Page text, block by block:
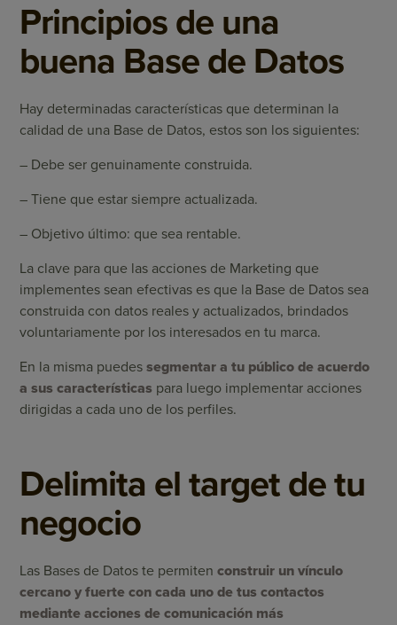
Principios de una
buena Base de Datos
Hay determinadas características que determinan la
calidad de una Base de Datos, estos son los siguientes:
– Debe ser genuinamente construida.
– Tiene que estar siempre actualizada.
– Objetivo último: que sea rentable.
La clave para que las acciones de Marketing que
implementes sean efectivas es que la Base de Datos sea
construida con datos reales y actualizados, brindados
voluntariamente por los interesados en tu marca.
En la misma puedessegmentar a tu público de acuerdo
a sus características para luego implementar acciones
dirigidas a cada uno de los perfiles.
Delimita el target de tu
negocio
Las Bases de Datos te permitenconstruir un vínculo
cercano y fuerte con cada uno de tus contactos
mediante acciones de comunicación más